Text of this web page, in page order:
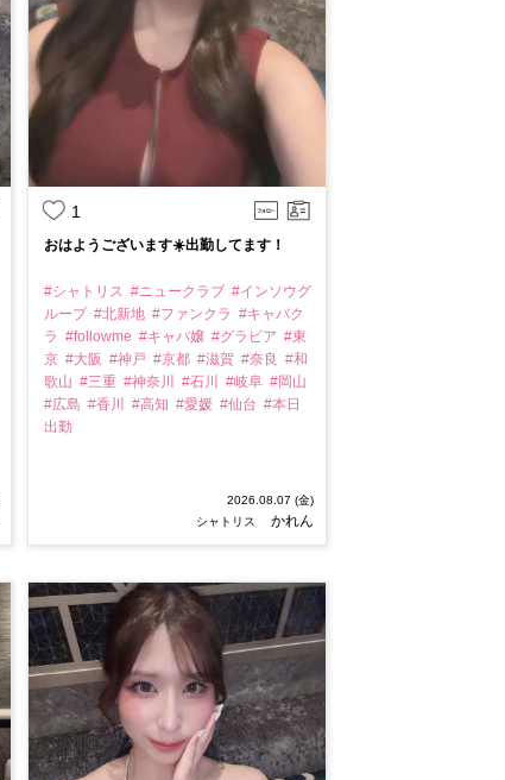
1
おはようございます☀️出勤してます！
#シャトリス #ニュークラブ #インソウグ
ループ #北新地 #ファンクラ #キャバク
ラ #followme #キャバ嬢 #グラビア #東
京 #大阪 #神戸 #京都 #滋賀 #奈良 #和
歌山 #三重 #神奈川 #石川 #岐阜 #岡山
#広島 #香川 #高知 #愛媛 #仙台 #本日
出勤
2026.08.07 (金)
シャトリス
かれん